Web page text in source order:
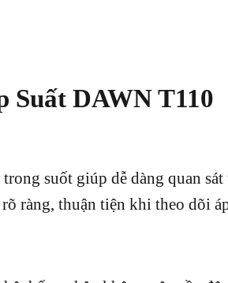
DAWN T110
suốt giúp dễ dàng quan
ràng, thuận tiện khi theo dõi